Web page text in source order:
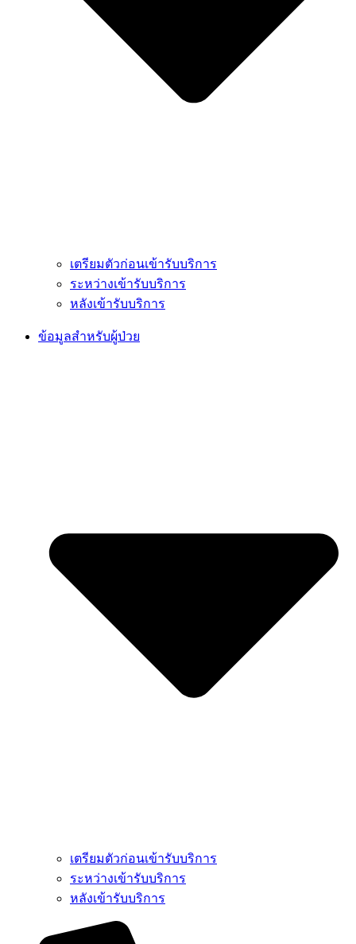
เตรียมตัวก่อนเข้ารับบริการ
ระหว่างเข้ารับบริการ
หลังเข้ารับบริการ
ข้อมูลสำหรับผู้ป่วย
เตรียมตัวก่อนเข้ารับบริการ
ระหว่างเข้ารับบริการ
หลังเข้ารับบริการ